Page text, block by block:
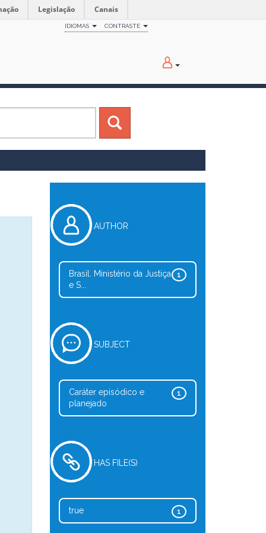
Legislação Canais
IDIOMAS CONTRASTE
AUTHOR
1
Brasil. Ministério da Justiça
e S...
SUBJECT
1
Caráter episódico e
planejado
HAS FILE(S)
1
true